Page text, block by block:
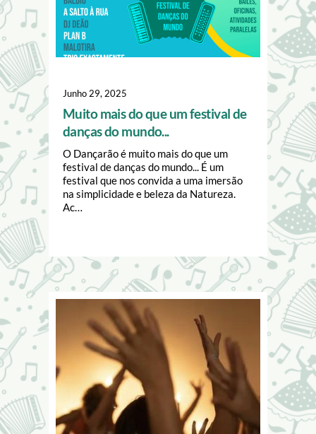
Junho 29, 2025
Muito mais do que um festival de
danças do mundo...
O Dançarão é muito mais do que um
festival de danças do mundo... É um
festival que nos convida a uma imersão
na simplicidade e beleza da Natureza.
Ac…